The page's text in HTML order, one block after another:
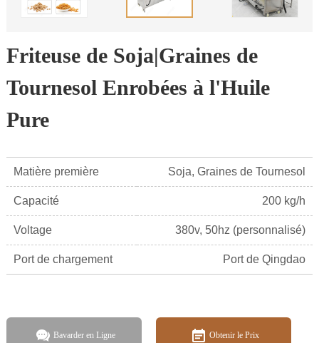
Friteuse de Soja|Graines de
Tournesol Enrobées à l'Huile
Pure
Matière première Soja, Graines de Tournesol
Capacité 200 kg/h
Voltage 380v, 50hz (personnalisé)
Port de chargement Port de Qingdao
Bavarder en Ligne Obtenir le Prix